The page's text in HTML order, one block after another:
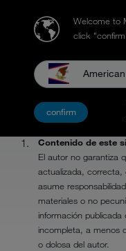
Welcome to
click
confirm
AVISO LEGAL
Contenido de este
El autor no garantiza
actualizada, correcta,
asume
materiales o no
información
incompleta, a menos
o dolosa del autor.